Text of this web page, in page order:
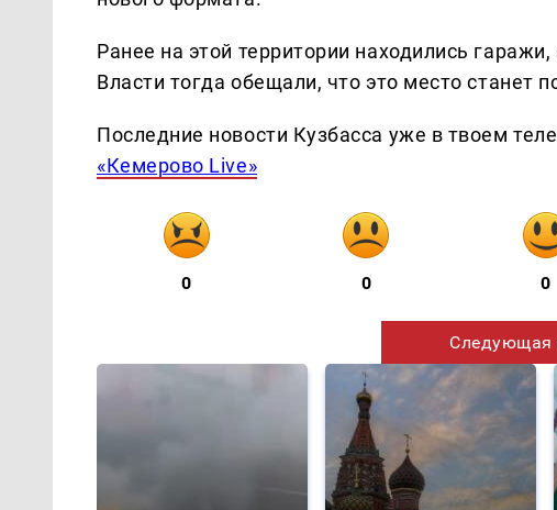
Ранее на этой территории находились
Власти тогда обещали, что это место станет
Последние новости Кузбасса уже в твоем
«Кемерово Live»
0 0 0
Следующая